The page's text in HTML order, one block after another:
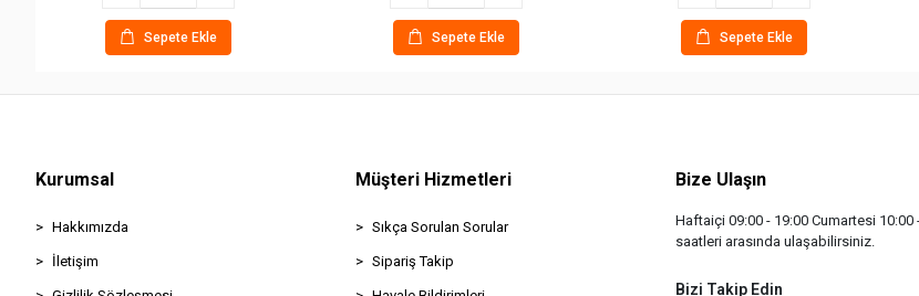
Sepete Ekle Sepete Ekle Sepete Ekle
Kurumsal
Hakkımızda
İletişim
Müşteri Hizmetleri
Sıkça Sorulan Sorular
Sipariş Takip
Bize Ulaşın
Haftaiçi 09:00 - 19:00 Cumartesi 10:00
saatleri arasında ulaşabilirsiniz.
Bizi Takip Edin